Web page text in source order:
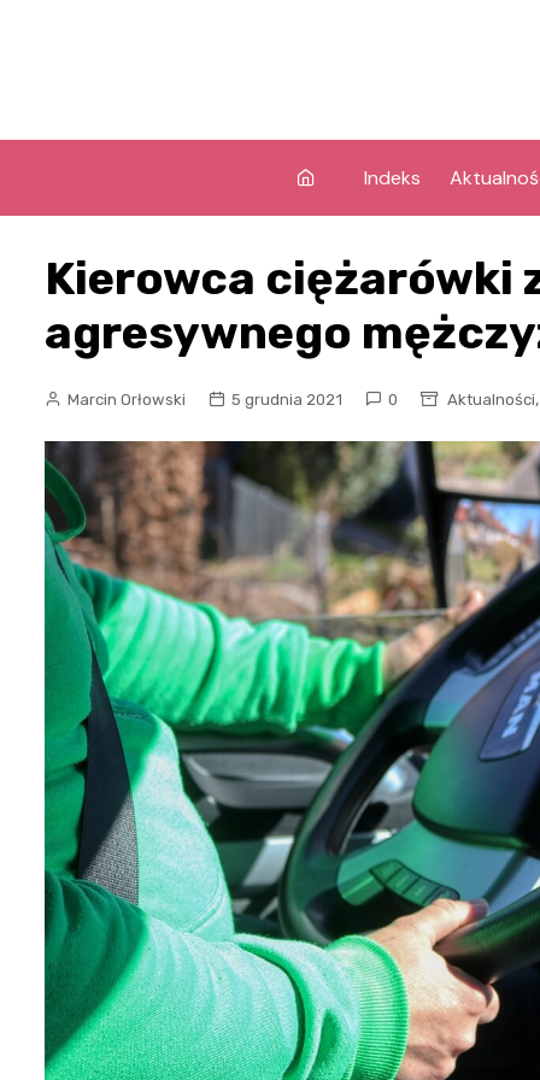
Indeks
Kierowca ciężarówki
agresywnego
Marcin Orłowski 5 grudnia 2021 0 Aktualności,